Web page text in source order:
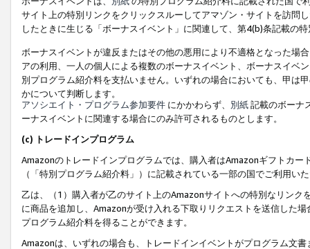
サイト上の特別リンクをクリックスルーしてアマゾン・サイトを訪問
したときに生じる「ボーナスイベント」に関連して、第4(b)条記載の
ボーナスイベントが違反またはその他の悪用により不適格となった場
アの利用、一人の個人による複数のボーナスイベント、ボーナスイベ
別プログラム紹介料を支払いません。いずれの場合においても、甲は
かについて判断します。
アソシエイト・プログラム参加要件 にかかわらず、 別紙記載のボーナ
ーナスイベントに関連する場合にのみ許可されるものとします。
(c) トレードインプログラム
Amazonのトレードインプログラムでは、購入者はAmazonギフトカ
（「特別プログラム紹介料」）に記載されている一部の国でご利用い
乙は、（1）購入者が乙のサイト上のAmazonサイトへの特別なリン
に商品を追加し、Amazonが受け入れる下取りリクエストを送信した
プログラム紹介料を得ることができます。
Amazonは、いずれの場合も、トレードインイベントがプログラム文